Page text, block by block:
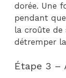
dorée. Une
pendant
la croûte de
détremper
Étape 3 –